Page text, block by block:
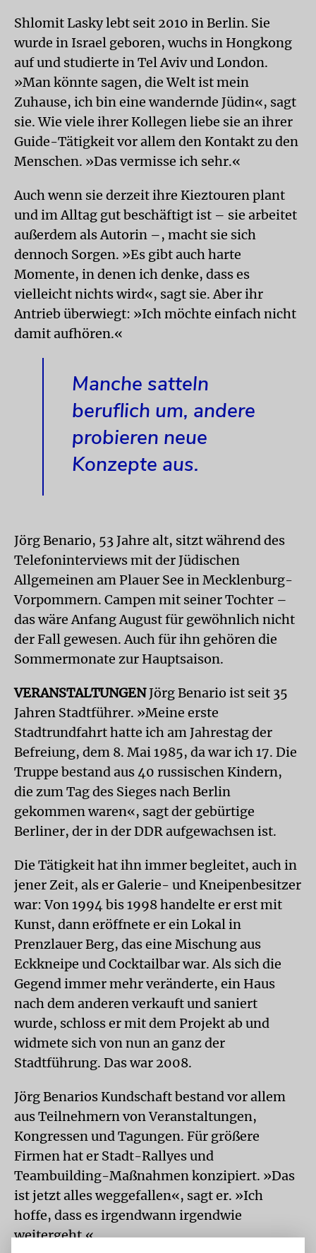
Shlomit Lasky lebt seit 2010 in Berlin. Sie
wurde in Israel geboren, wuchs in Hongkong
auf und studierte in Tel Aviv und London.
»Man könnte sagen, die Welt ist mein
Zuhause, ich bin eine wandernde Jüdin«, sagt
sie. Wie viele ihrer Kollegen liebe sie an ihrer
Guide-Tätigkeit vor allem den Kontakt zu den
Menschen. »Das vermisse ich sehr.«
Auch wenn sie derzeit ihre Kieztouren plant
und im Alltag gut beschäftigt ist – sie arbeitet
außerdem als Autorin –, macht sie sich
dennoch Sorgen. »Es gibt auch harte
Momente, in denen ich denke, dass es
vielleicht nichts wird«, sagt sie. Aber ihr
Antrieb überwiegt: »Ich möchte einfach nicht
damit aufhören.«
Manche satteln
beruflich um, andere
probieren neue
Konzepte aus.
Jörg Benario, 53 Jahre alt, sitzt während des
Telefoninterviews mit der Jüdischen
Allgemeinen am Plauer See in Mecklenburg-
Vorpommern. Campen mit seiner Tochter –
das wäre Anfang August für gewöhnlich nicht
der Fall gewesen. Auch für ihn gehören die
Sommermonate zur Hauptsaison.
VERANSTALTUNGENJörg Benario ist seit 35
Jahren Stadtführer. »Meine erste
Stadtrundfahrt hatte ich am Jahrestag der
Befreiung, dem 8. Mai 1985, da war ich 17. Die
Truppe bestand aus 40 russischen Kindern,
die zum Tag des Sieges nach Berlin
gekommen waren«, sagt der gebürtige
Berliner, der in der DDR aufgewachsen ist.
Die Tätigkeit hat ihn immer begleitet, auch in
jener Zeit, als er Galerie- und Kneipenbesitzer
war: Von 1994 bis 1998 handelte er erst mit
Kunst, dann eröffnete er ein Lokal in
Prenzlauer Berg, das eine Mischung aus
Eckkneipe und Cocktailbar war. Als sich die
Gegend immer mehr veränderte, ein Haus
nach dem anderen verkauft und saniert
wurde, schloss er mit dem Projekt ab und
widmete sich von nun an ganz der
Stadtführung. Das war 2008.
Jörg Benarios Kundschaft bestand vor allem
aus Teilnehmern von Veranstaltungen,
Kongressen und Tagungen. Für größere
Firmen hat er Stadt-Rallyes und
Teambuilding-Maßnahmen konzipiert. »Das
ist jetzt alles weggefallen«, sagt er. »Ich
hoffe, dass es irgendwann irgendwie
weitergeht.«